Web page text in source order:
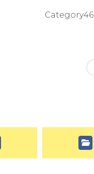
Category46